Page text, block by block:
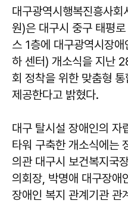
대구광역시행복진흥사
원)은 대구시 중구 태평
스 1층에 대구광역시장
하 센터) 개소식을 지난
회 정착을 위한 맞춤형
제공한다고 밝혔다.
대구 탈시설 장애인의 자
타워 구축한 개소식에는
의관 대구시 보건복지국
의회장, 박명애 대구장애
장애인 복지 관계기관 관